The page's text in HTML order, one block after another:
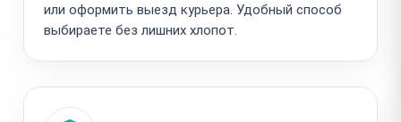
или оформить выезд курьера. Удобный способ
выбираете без лишних хлопот.